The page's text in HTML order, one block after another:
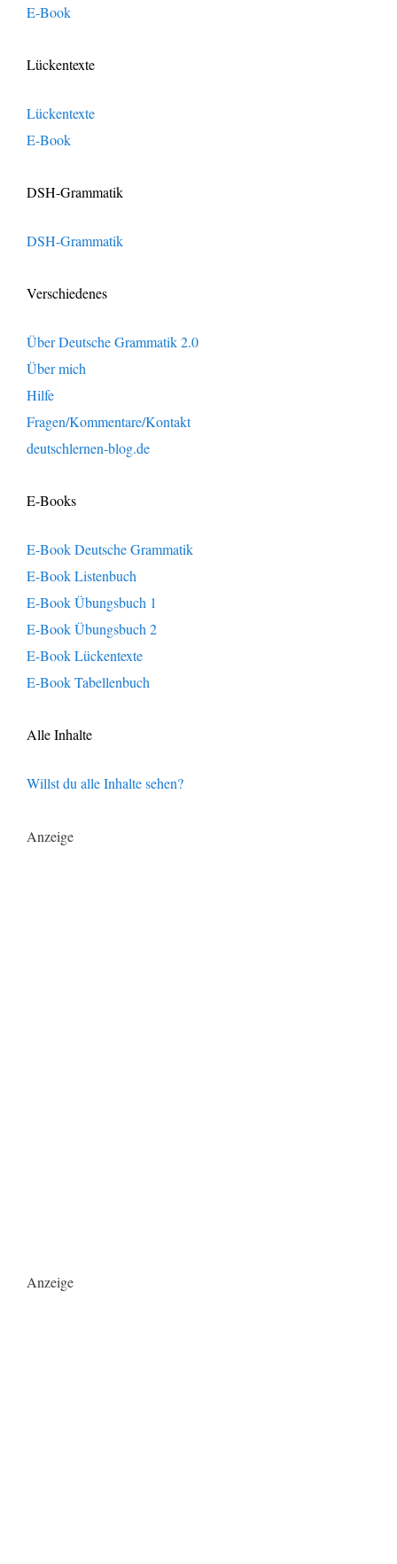
E-Book
Lückentexte
Lückentexte
E-Book
DSH-Grammatik
DSH-Grammatik
Verschiedenes
Über Deutsche Grammatik 2.0
Über mich
Hilfe
Fragen/Kommentare/Kontakt
deutschlernen-blog.de
E-Books
E-Book Deutsche Grammatik
E-Book Listenbuch
E-Book Übungsbuch 1
E-Book Übungsbuch 2
E-Book Lückentexte
E-Book Tabellenbuch
Alle Inhalte
Willst du alle Inhalte sehen?
Anzeige
Anzeige